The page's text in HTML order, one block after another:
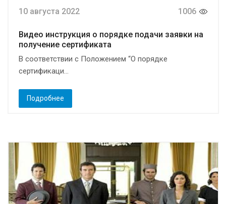
10 августа 2022 1006
Видео инструкция о порядке подачи заявки на
получение сертификата
В соответствии с Положением “О порядке
сертификаци...
Подробнее